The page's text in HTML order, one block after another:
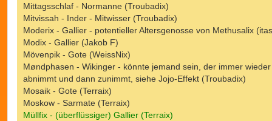
Mittagsschlaf - Normanne (Troubadix)
Mitvissah - Inder - Mitwisser (Troubadix)
Moderix - Gallier - potentieller Altersgenosse von Methusalix
Modix - Gallier (Jakob F)
Mövenpik - Gote (WeissNix)
Møndphasen - Wikinger - könnte jemand sein, der immer wieder
abnimmt und dann zunimmt, siehe Jojo-Effekt (Troubadix)
Mosaik - Gote (Terraix)
Moskow - Sarmate (Terraix)
Müllfix - (überflüssiger) Gallier (Terraix)